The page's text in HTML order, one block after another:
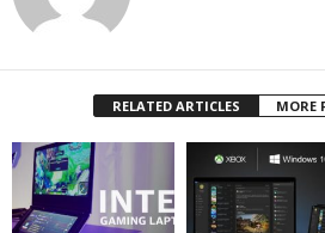
RELATED ARTICLES MORE